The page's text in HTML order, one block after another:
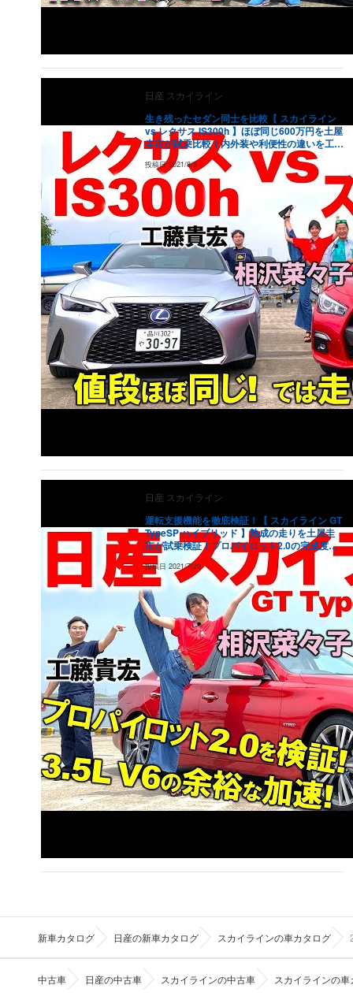
日産 スカイライン
生き残ったセダン同士を比較【 スカイライン
vs レクサス IS300h 】ほぼ同じ600万円を土屋
圭市が試乗比較！内外装や利便性の違いを工藤
貴宏 相沢菜々子が徹底比較！
投稿日2021/8/5
日産 スカイライン
運転支援機能を徹底検証！【 スカイライン GT
TypeSP ハイブリッド 】熟成の走りを土屋圭
市が試乗検証！プロパイロット2.0の完成度・
内外装や利便性を工藤貴宏 相沢菜々子が徹底
解説！
投稿日 2021/7/20
新車カタログ 日産の新車カタログ スカイラインの車カタログ
中古車 日産の中古車 スカイラインの中古車 スカイラインの